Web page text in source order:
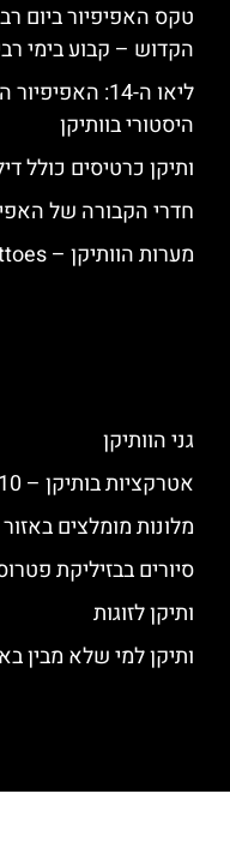
טקס האפיפיור ביום
הקדוש – קבוע בימי
ליאו ה-14:
היסטורי בוותיקן
ותיקן כרטיסים כולל
חדרי הקבורה של
מערות הוותיקן – Vatican Grottoes
גני הוותיקן
אטרקציות בותיקן – 10 דברים שאסור לפספס בוותיקן
מלונות מומלצים באזור
סיורים בבזיליקת
ותיקן לזוגות
ותיקן למי שלא מבין